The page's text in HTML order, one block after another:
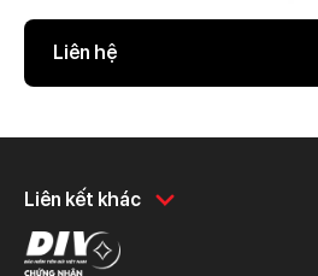
Liên hệ
Liên kết khác
Khách hàng cá nhân
Chi tiêu
Tiết kiệm